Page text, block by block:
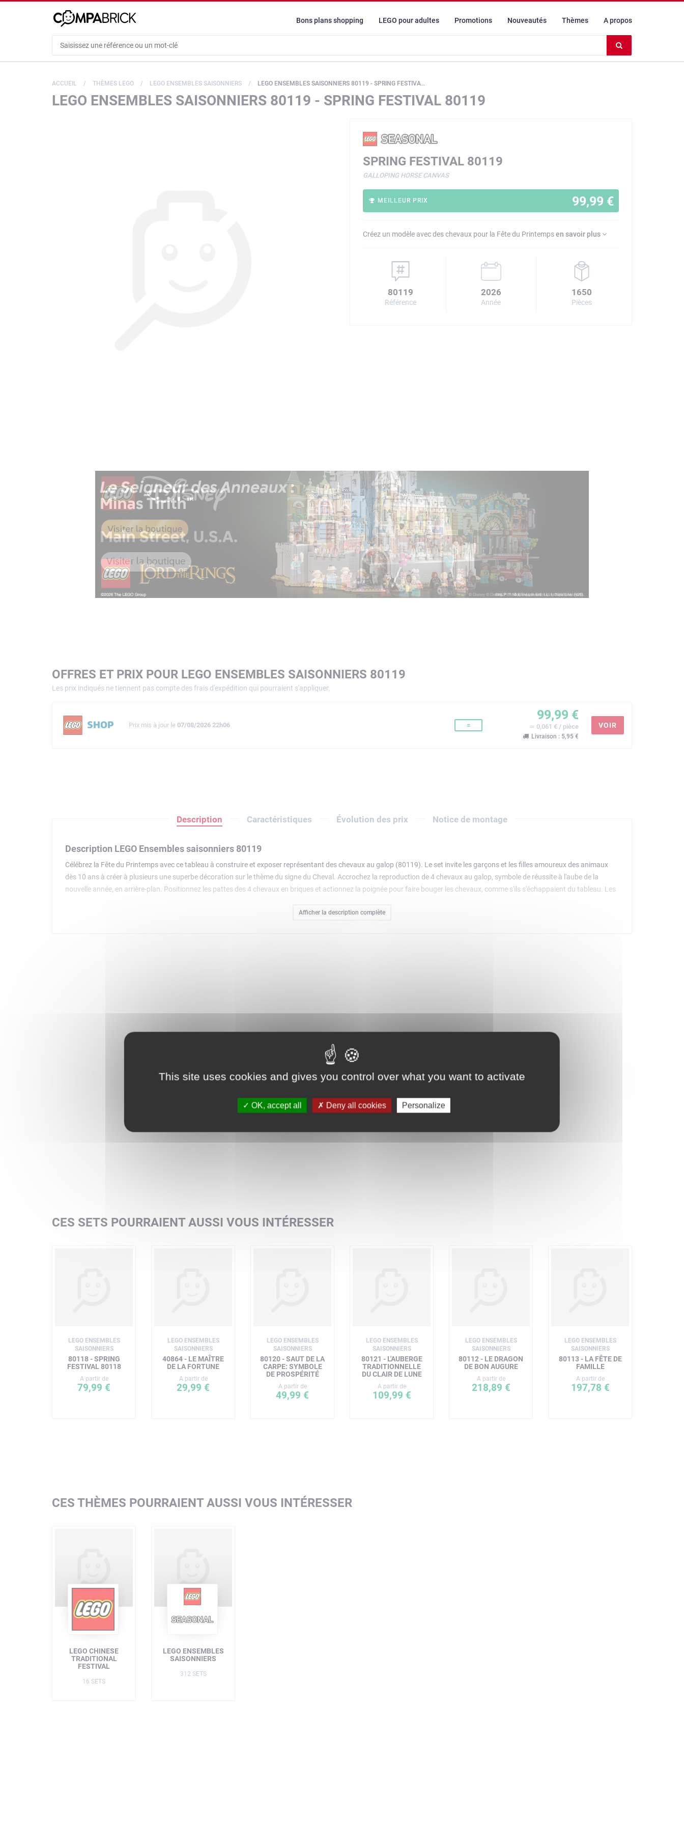
Bons plans shopping LEGO pour adultes Promotions Nouveautés Thèmes A propos
le
ACCUEIL THÈMES LEGO LEGO ENSEMBLES SAISONNIERS LEGO ENSEMBLES SAISONNIERS 80119 - SPRING FESTIVAL 80119
LEGO ENSEMBLES SAISONNIERS 80119 - SPRING FESTIVAL 80119
SPRING FESTIVAL 80119
GALLOPING HORSE CANVAS
99,99 €
MEILLEUR PRIX
Créez un modèle avec des chevaux pour la Fête du Printempsen savoir plus
80119
Référence
2026
Année
1650
Pièces
OFFRES ET PRIX POUR LEGO ENSEMBLES SAISONNIERS 80119
Les prix indiqués ne tiennent pas compte des frais d'expédition qui pourraient s'appliquer.
Prix mis à jour le 07/08/2026 22h06 =
99,99 €
≃ 0,061 € / pièce
Livraison : 5,95 €
VOIR
Description Caractéristiques Évolution des prix Notice de montage
Description LEGO Ensembles saisonniers 80119
Célébrez la Fête du Printemps avec ce tableau à construire et exposer représentant des chevaux au galop (80119). Le set invite les garçons et les filles amoureux des animaux
dès 10 ans à créer à plusieurs une superbe décoration sur le thème du signe du Cheval. Accrochez la reproduction de 4 chevaux au galop, symbole de réussite à l'aube de la
nouvelle année, en arrière-plan. Positionnez les pattes des 4 chevaux en briques et actionnez la poignée pour faire bouger les chevaux, comme s'ils s'échappaient du tableau. Les
personne en costume de l'année du Cheval, ainsi que des chevaux peints sur un parchemin. L'appli LEGO Builder offre le mode Construire ensemble, où chacun peut, depuis son
Afficher la description complète
CES SETS POURRAIENT AUSSI VOUS INTÉRESSER
LEGO ENSEMBLES
SAISONNIERS
80118 - SPRING
FESTIVAL 80118
A partir de
79,99 €
LEGO ENSEMBLES
SAISONNIERS
40864 - LE MAÎTRE
DE LA FORTUNE
A partir de
29,99 €
LEGO ENSEMBLES
SAISONNIERS
80120 - SAUT DE LA
CARPE: SYMBOLE
DE PROSPÉRITÉ
A partir de
49,99 €
LEGO ENSEMBLES
SAISONNIERS
80121 - L'AUBERGE
TRADITIONNELLE
DU CLAIR DE LUNE
A partir de
109,99 €
LEGO ENSEMBLES
SAISONNIERS
80112 - LE DRAGON
DE BON AUGURE
A partir de
218,89 €
LEGO ENSEMBLES
SAISONNIERS
80113 - LA FÊTE DE
FAMILLE
A partir de
197,78 €
CES THÈMES POURRAIENT AUSSI VOUS INTÉRESSER
LEGO CHINESE
TRADITIONAL
FESTIVAL
16 SETS
LEGO ENSEMBLES
SAISONNIERS
312 SETS
This site uses cookies and gives you control over what you want to activate
OK, accept all Deny all cookies Personalize